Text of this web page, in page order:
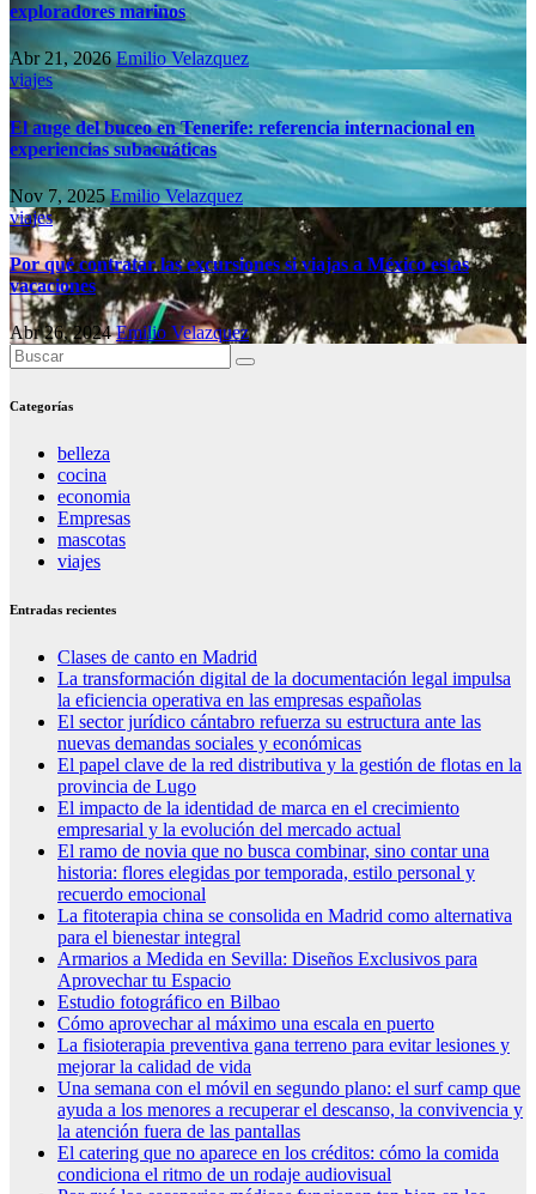
exploradores marinos
Abr 21, 2026Emilio Velazquez
viajes
El auge del buceo en Tenerife: referencia internacional en
experiencias subacuáticas
Nov 7, 2025Emilio Velazquez
viajes
Por qué contratar las excursiones si viajas a México estas
vacaciones
Abr 26, 2024Emilio Velazquez
Categorías
belleza
cocina
economia
Empresas
mascotas
viajes
Entradas recientes
Clases de canto en Madrid
La transformación digital de la documentación legal impulsa
la eficiencia operativa en las empresas españolas
El sector jurídico cántabro refuerza su estructura ante las
nuevas demandas sociales y económicas
El papel clave de la red distributiva y la gestión de flotas en la
provincia de Lugo
El impacto de la identidad de marca en el crecimiento
empresarial y la evolución del mercado actual
El ramo de novia que no busca combinar, sino contar una
historia: flores elegidas por temporada, estilo personal y
recuerdo emocional
La fitoterapia china se consolida en Madrid como alternativa
para el bienestar integral
Armarios a Medida en Sevilla: Diseños Exclusivos para
Aprovechar tu Espacio
Estudio fotográfico en Bilbao
Cómo aprovechar al máximo una escala en puerto
La fisioterapia preventiva gana terreno para evitar lesiones y
mejorar la calidad de vida
Una semana con el móvil en segundo plano: el surf camp que
ayuda a los menores a recuperar el descanso, la convivencia y
la atención fuera de las pantallas
El catering que no aparece en los créditos: cómo la comida
condiciona el ritmo de un rodaje audiovisual